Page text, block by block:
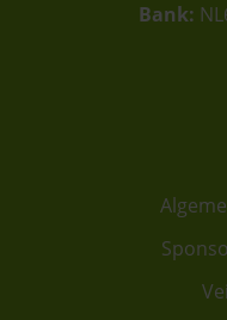
Bank: